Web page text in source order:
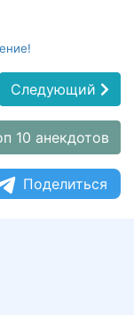
Следующий
10 анекдотов
Поделиться